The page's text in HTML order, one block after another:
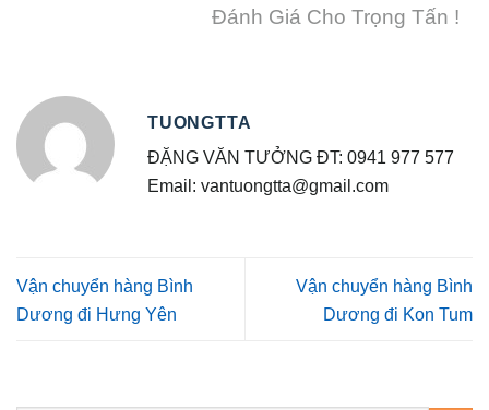
Đánh Giá Cho Trọng Tấn !
TUONGTTA
ĐẶNG VĂN TƯỞNG ĐT: 0941 977 577
Email: vantuongtta@gmail.com
Vận chuyển hàng Bình
Dương đi Hưng Yên
Vận chuyển hàng Bình
Dương đi Kon Tum